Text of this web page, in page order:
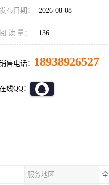
发布日期： 2026-08-08
阅 读 量： 136
销售电话： 18938926527
在线QQ：
服务地区 全